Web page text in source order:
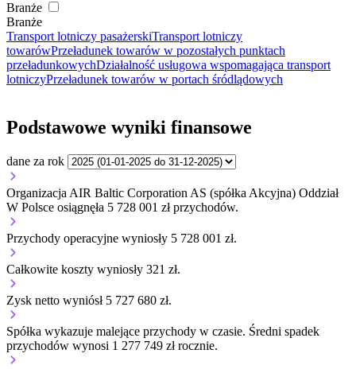
Branże
Branże
Transport lotniczy pasażerskiTransport lotniczy
towarówPrzeładunek towarów w pozostałych punktach
przeładunkowychDziałalność usługowa wspomagająca transport
lotniczyPrzeładunek towarów w portach śródlądowych
Podstawowe wyniki finansowe
dane za rok
Organizacja AIR Baltic Corporation AS (spółka Akcyjna) Oddział
W Polsce osiągnęła 5 728 001 zł przychodów.
Przychody operacyjne wyniosły 5 728 001 zł.
Całkowite koszty wyniosły 321 zł.
Zysk netto wyniósł 5 727 680 zł.
Spółka wykazuje malejące przychody w czasie. Średni spadek
przychodów wynosi 1 277 749 zł rocznie.